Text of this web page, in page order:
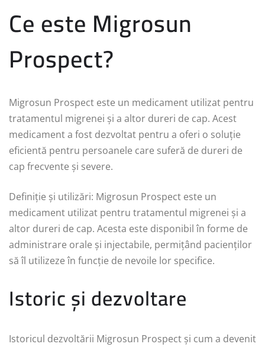
Ce este Migrosun
Prospect?
Migrosun Prospect este un medicament utilizat pentru
tratamentul migrenei și a altor dureri de cap. Acest
medicament a fost dezvoltat pentru a oferi o soluție
eficientă pentru persoanele care suferă de dureri de
cap frecvente și severe.
Definiție și utilizări: Migrosun Prospect este un
medicament utilizat pentru tratamentul migrenei și a
altor dureri de cap. Acesta este disponibil în forme de
administrare orale și injectabile, permițând pacienților
să îl utilizeze în funcție de nevoile lor specifice.
Istoric și dezvoltare
Istoricul dezvoltării Migrosun Prospect și cum a devenit